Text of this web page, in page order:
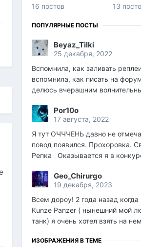
16 постов
13
ПОПУЛЯРНЫЕ ПОСТЫ
Beyaz_Tilki
25 декабря, 2022
Вспомнила, как заливать
вспомнила, как писать на
делюсь вчерашним
Por10o
17 августа, 2022
Я тут ОЧЧЧЕНЬ давно не
повод появился. Прохоровка.
Репка Оказывается я в
Geo_Chirurgo
19 декабря, 2023
Всем дороу! 2 года назад
Kunze Panzer ( нынешний мой
танк) я очень хотел взять на
ИЗОБРАЖЕНИЯ В ТЕМЕ